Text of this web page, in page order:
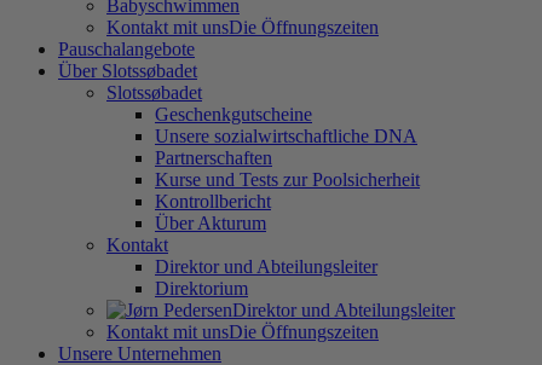
Babyschwimmen
Kontakt mit unsDie Öffnungszeiten
Pauschalangebote
Über Slotssøbadet
Slotssøbadet
Geschenkgutscheine
Unsere sozialwirtschaftliche DNA
Partnerschaften
Kurse und Tests zur Poolsicherheit
Kontrollbericht
Über Akturum
Kontakt
Direktor und Abteilungsleiter
Direktorium
Direktor und Abteilungsleiter
Kontakt mit unsDie Öffnungszeiten
Unsere Unternehmen